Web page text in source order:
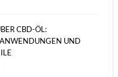
CBD-ÖL:
UND